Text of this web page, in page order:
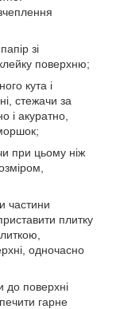
зі
поверхню;
кута і
стежачи за
і акуратно,
при цьому ніж
частини
плитку
одночасно
до поверхні
гарне